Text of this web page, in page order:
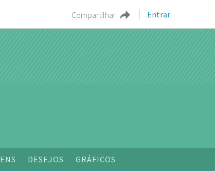
Compartilhar Entrar
DESEJOS GRÁFICOS